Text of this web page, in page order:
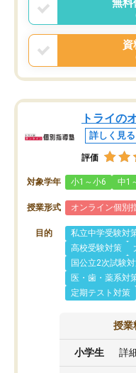
無料
資
トライの
詳しく見る
評価
対象学年 小1～小6 中1
授業形式 オンライン個別
目的 私立中学受験対
高校受験対策
国公立2次試験
医・歯・薬系対
定期テスト対策
授業
小学生 詳